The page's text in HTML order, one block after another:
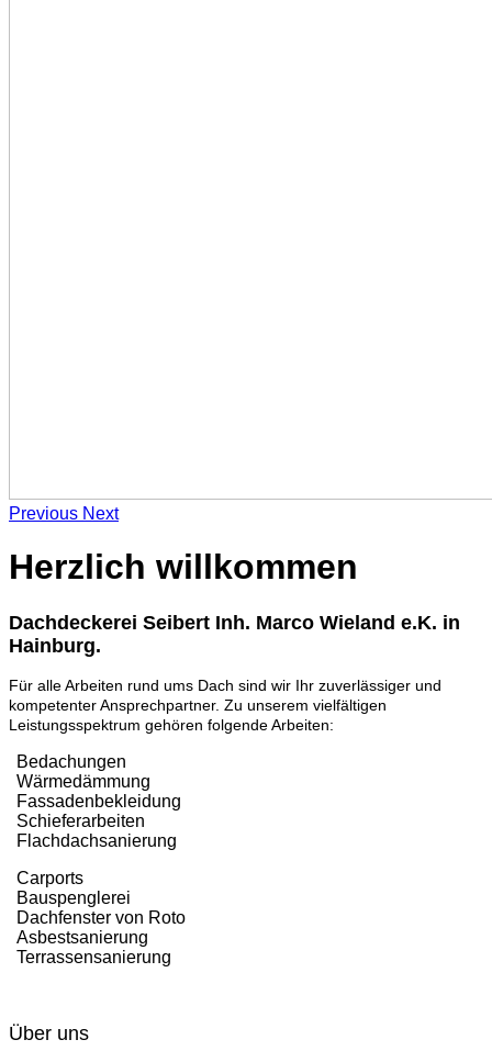
Previous Next
Herzlich willkommen
Dachdeckerei Seibert Inh. Marco Wieland e.K. in
Hainburg.
Für alle Arbeiten rund ums Dach sind wir Ihr zuverlässiger und
kompetenter Ansprechpartner. Zu unserem vielfältigen
Leistungsspektrum gehören folgende Arbeiten:
Bedachungen
Wärmedämmung
Fassadenbekleidung
Schieferarbeiten
Flachdachsanierung
Carports
Bauspenglerei
Dachfenster von Roto
Asbestsanierung
Terrassensanierung
Über uns